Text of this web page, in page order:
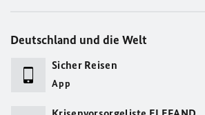
Deutschland und die Welt
Sicher Reisen
App